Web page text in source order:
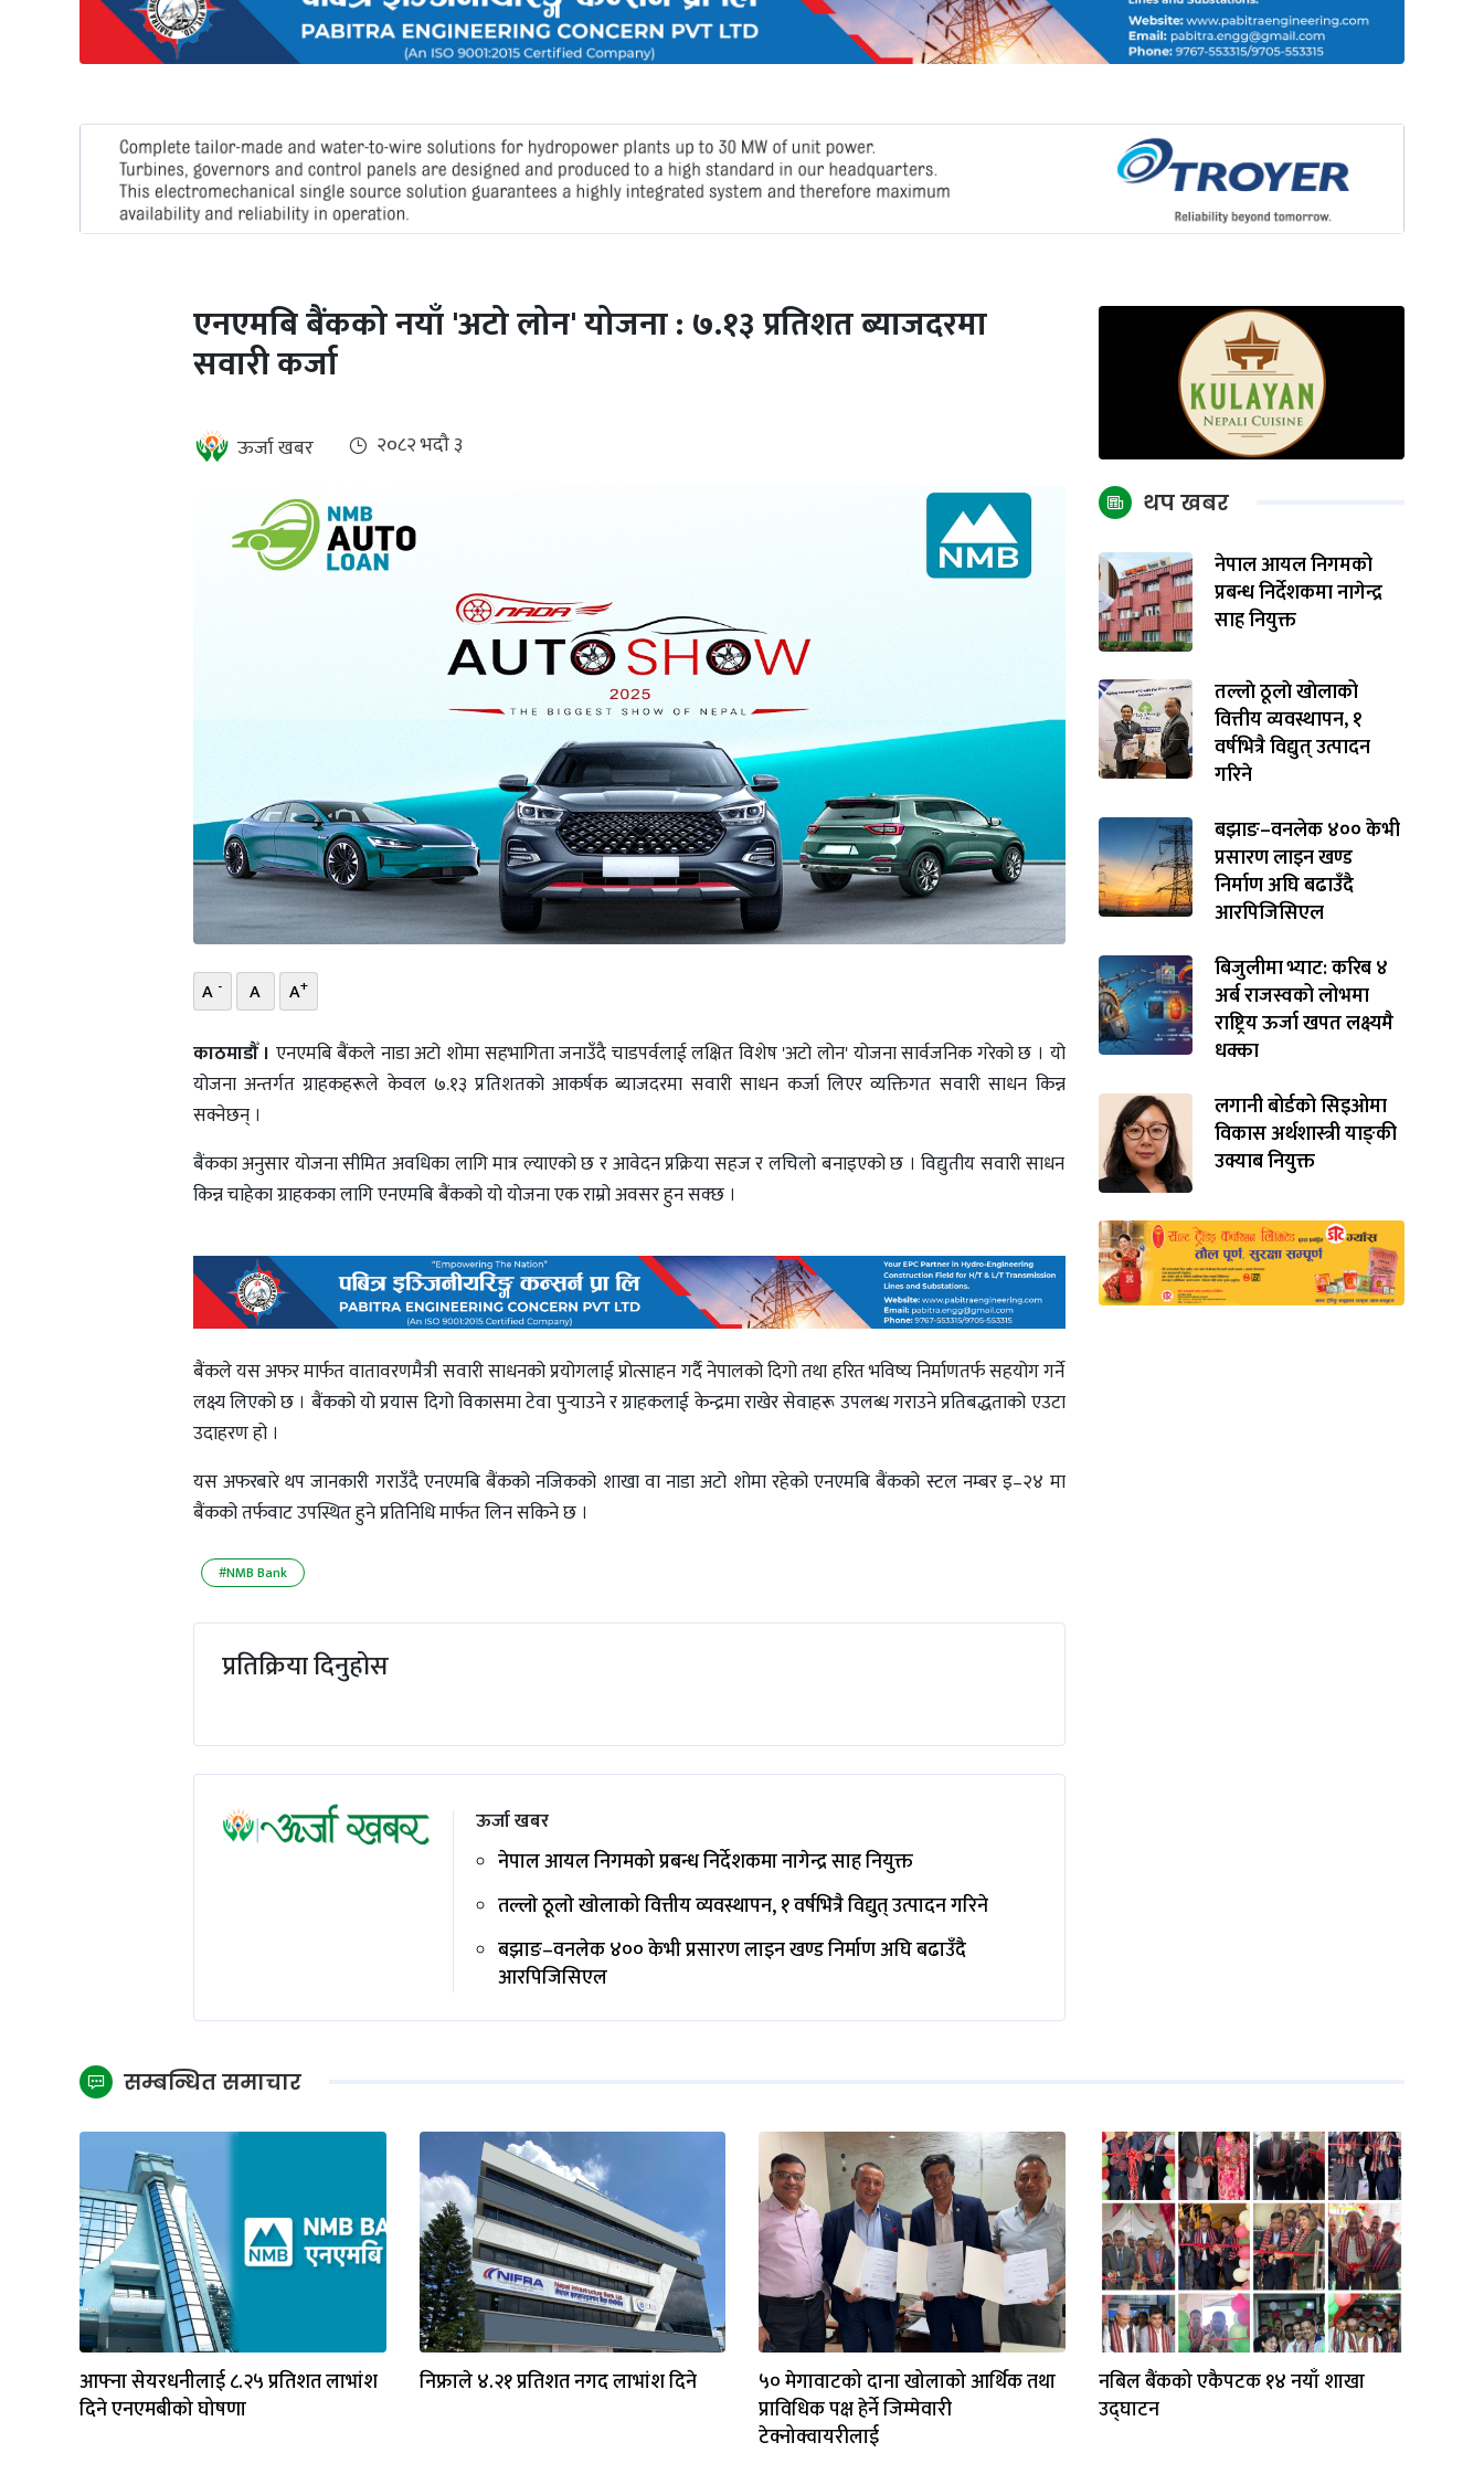
जलवायु
एनएमबि बैंकको नयाँ 'अटो लोन' योजना : ७.१३ प्रतिशत ब्याजदरमा
सवारी कर्जा
ऊर्जा खबर २०८२ भदौ ३
A - A A+
काठमाडौँ । एनएमबि बैंकले नाडा अटो शोमा सहभागिता जनाउँदै चाडपर्वलाई लक्षित विशेष 'अटो लोन' योजना सार्वजनिक गरेको छ । यो
योजना अन्तर्गत ग्राहकहरूले केवल ७.१३ प्रतिशतको आकर्षक ब्याजदरमा सवारी साधन कर्जा लिएर व्यक्तिगत सवारी साधन किन्न
सक्नेछन् ।
बैंकका अनुसार योजना सीमित अवधिका लागि मात्र ल्याएको छ र आवेदन प्रक्रिया सहज र लचिलो बनाइएको छ । विद्युतीय सवारी साधन
किन्न चाहेका ग्राहकका लागि एनएमबि बैंकको यो याेजना एक राम्रो अवसर हुन सक्छ ।
बैंकले यस अफर मार्फत वातावरणमैत्री सवारी साधनको प्रयोगलाई प्रोत्साहन गर्दै नेपालको दिगो तथा हरित भविष्य निर्माणतर्फ सहयोग गर्ने
लक्ष्य लिएको छ । बैंकको यो प्रयास दिगो विकासमा टेवा पुऱ्याउने र ग्राहकलाई केन्द्रमा राखेर सेवाहरू उपलब्ध गराउने प्रतिबद्धताको एउटा
उदाहरण हो ।
यस अफरबारे थप जानकारी गराउँदै एनएमबि बैंकको नजिकको शाखा वा नाडा अटो शोमा रहेको एनएमबि बैंकको स्टल नम्बर इ–२४ मा
बैंकको तर्फवाट उपस्थित हुने प्रतिनिधि मार्फत लिन सकिने छ ।
#NMB Bank
प्रतिक्रिया दिनुहोस
ऊर्जा खबर
नेपाल आयल निगमको प्रबन्ध निर्देशकमा नागेन्द्र साह नियुक्त
तल्लाे ठूलाे खाेलाको वित्तीय व्यवस्थापन, १ वर्षभित्रै विद्युत् उत्पादन गरिने
बझाङ–वनलेक ४०० केभी प्रसारण लाइन खण्ड निर्माण अघि बढाउँदै
आरपिजिसिएल
थप खबर
नेपाल आयल निगमको
प्रबन्ध निर्देशकमा नागेन्द्र
साह नियुक्त
तल्लाे ठूलाे खाेलाको
वित्तीय व्यवस्थापन, १
वर्षभित्रै विद्युत् उत्पादन
गरिने
बझाङ–वनलेक ४०० केभी
प्रसारण लाइन खण्ड
निर्माण अघि बढाउँदै
आरपिजिसिएल
बिजुलीमा भ्याट: करिब ४
अर्ब राजस्वको लोभमा
राष्ट्रिय ऊर्जा खपत लक्ष्यमै
धक्का
लगानी बोर्डको सिइओमा
विकास अर्थशास्त्री याङ्‌की
उक्याब नियुक्त
सम्बन्धित समाचार
आफ्ना सेयरधनीलाई ८.२५ प्रतिशत लाभांश
दिने एनएमबीको घोषणा
निफ्राले ४.२१ प्रतिशत नगद लाभांश दिने
५० मेगावाटको दाना खोलाको आर्थिक तथा
प्राविधिक पक्ष हेर्ने जिम्मेवारी
टेक्नोक्वायरीलाई
नबिल बैंकको एकैपटक १४ नयाँ शाखा
उद्घाटन